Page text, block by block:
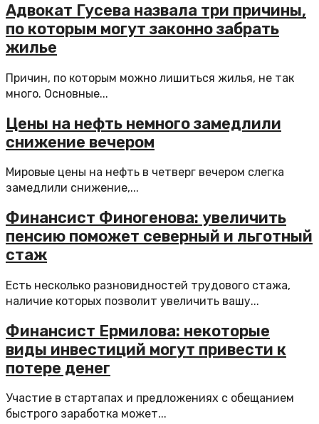
Адвокат Гусева назвала три причины,
по которым могут законно забрать
жилье
Причин, по которым можно лишиться жилья, не так
много. Основные...
Цены на нефть немного замедлили
снижение вечером
Мировые цены на нефть в четверг вечером слегка
замедлили снижение,...
Финансист Финогенова: увеличить
пенсию поможет северный и льготный
стаж
Есть несколько разновидностей трудового стажа,
наличие которых позволит увеличить вашу...
Финансист Ермилова: некоторые
виды инвестиций могут привести к
потере денег
Участие в стартапах и предложениях с обещанием
быстрого заработка может...